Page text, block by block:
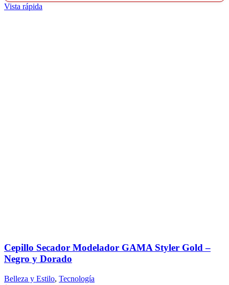
Vista rápida
Cepillo Secador Modelador GAMA Styler Gold –
Negro y Dorado
Belleza y Estilo, Tecnología